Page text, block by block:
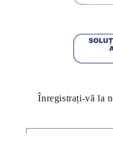
Înregistrați-vă la